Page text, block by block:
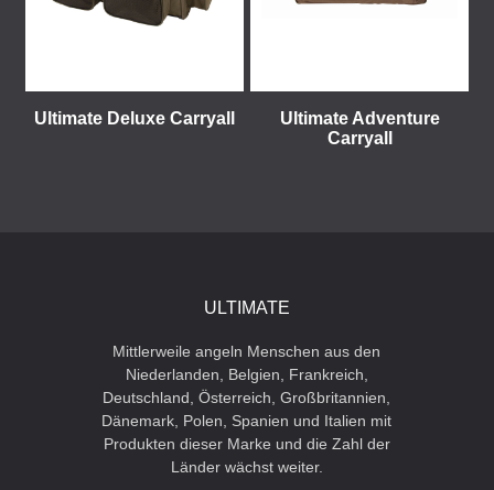
Ultimate Deluxe Carryall
Ultimate Adventure
Carryall
ULTIMATE
Mittlerweile angeln Menschen aus den
Niederlanden, Belgien, Frankreich,
Deutschland, Österreich, Großbritannien,
Dänemark, Polen, Spanien und Italien mit
Produkten dieser Marke und die Zahl der
Länder wächst weiter.